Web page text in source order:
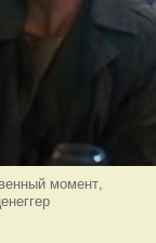
момент,